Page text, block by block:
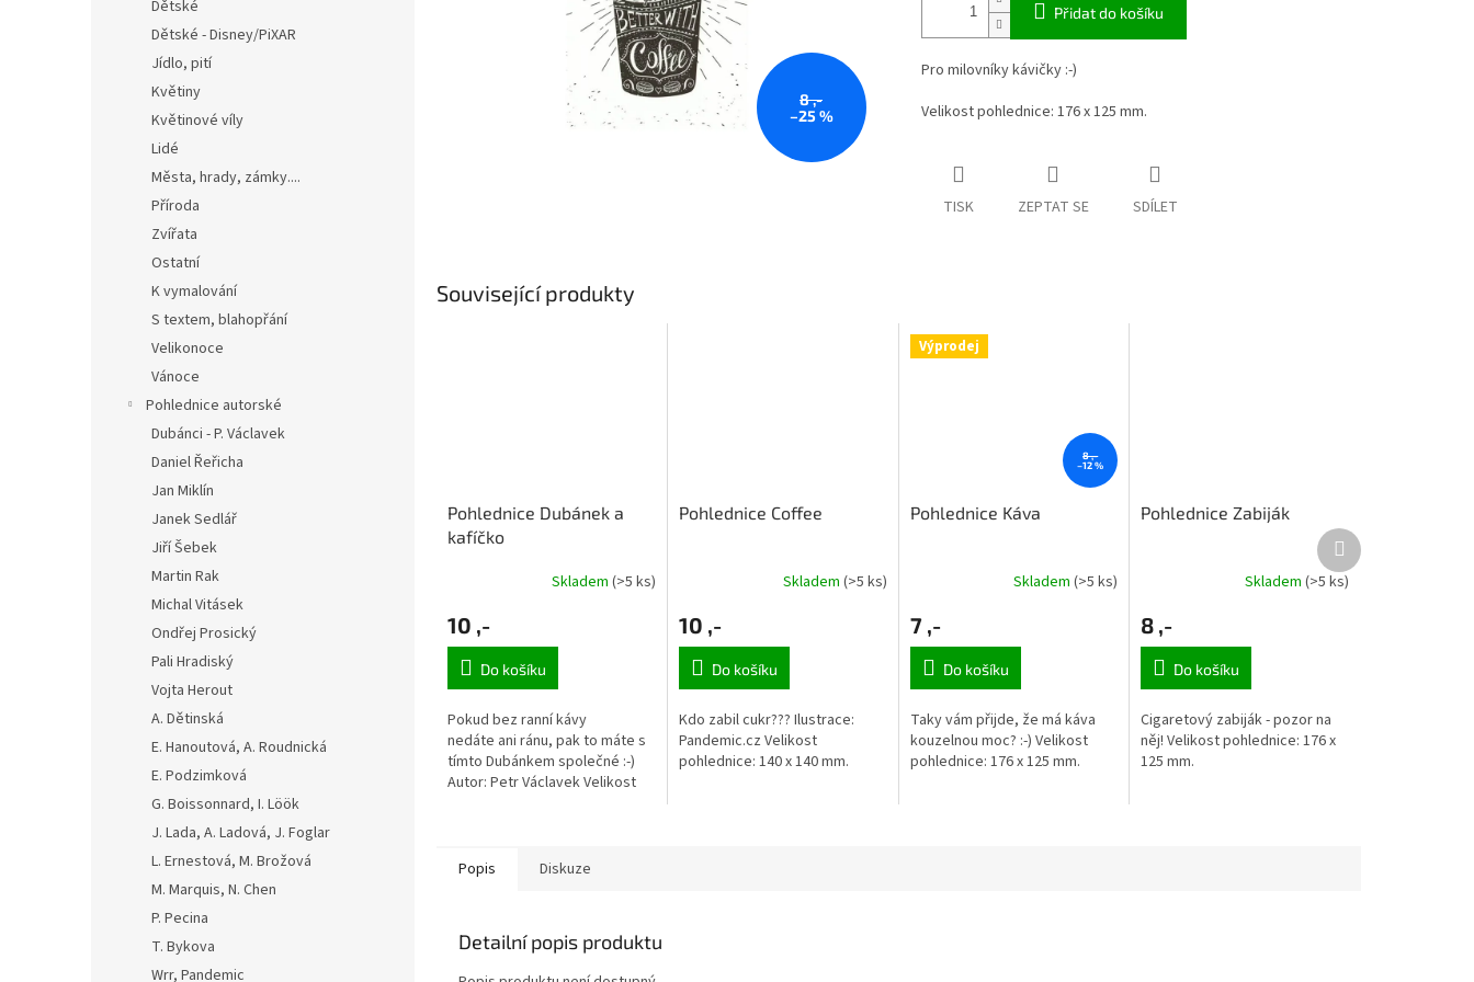
Dětské
Dětské - Disney/PiXAR
Jídlo, pití
Květiny
Květinové víly
Lidé
Města, hrady, zámky....
Příroda
Zvířata
Ostatní
K vymalování
S textem, blahopřání
Velikonoce
Vánoce
Pohlednice autorské
Dubánci - P. Václavek
Daniel Řeřicha
Jan Miklín
Janek Sedlář
Jiří Šebek
Martin Rak
Michal Vitásek
Ondřej Prosický
Pali Hradiský
Vojta Herout
A. Dětinská
E. Hanoutová, A. Roudnická
E. Podzimková
G. Boissonnard, I. Löök
J. Lada, A. Ladová, J. Foglar
L. Ernestová, M. Brožová
M. Marquis, N. Chen
P. Pecina
T. Bykova
Wrr, Pandemic
8 ,-
–25 %
Přidat do košíku
Pro milovníky kávičky :-)
Velikost pohlednice: 176 x 125 mm.
TISK ZEPTAT SE SDÍLET
Související produkty
Pohlednice Dubánek a
kafíčko
Skladem (>5 ks)
10 ,-
Do košíku
Pokud bez ranní kávy
nedáte ani ránu, pak to máte s
tímto Dubánkem společné :-)
Autor: Petr Václavek Velikost
Pohlednice Coffee
Skladem (>5 ks)
10 ,-
Do košíku
Kdo zabil cukr??? Ilustrace:
Pandemic.cz Velikost
pohlednice: 140 x 140 mm.
Výprodej
8 ,-
–12 %
Pohlednice Káva
Skladem(>5 ks)
7 ,-
Do košíku
Taky vám přijde, že má káva
kouzelnou moc? :-) Velikost
pohlednice: 176 x 125 mm.
Pohlednice Zabiják
Skladem (>5 ks)
8 ,-
Do košíku
Cigaretový zabiják - pozor na
něj! Velikost pohlednice: 176 x
125 mm.
Další
produkt
Popis Diskuze
Detailní popis produktu